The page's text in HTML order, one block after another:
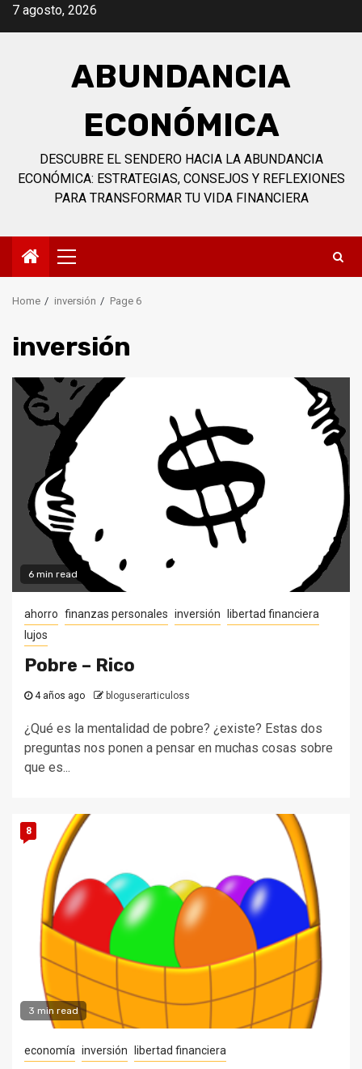
Skip7 agosto, 2026
ABUNDANCIA
ECONÓMICA
DESCUBRE EL SENDERO HACIA LA ABUNDANCIA
ECONÓMICA: ESTRATEGIAS, CONSEJOS Y REFLEXIONES
PARA TRANSFORMAR TU VIDA FINANCIERA
Primary
Menu
Home inversión Page 6
inversión
6 min read
ahorro finanzas personales inversión
libertad financiera
lujos
Pobre – Rico
4 años ago bloguserarticuloss
¿Qué es la mentalidad de pobre? ¿existe? Estas dos
preguntas nos ponen a pensar en muchas cosas sobre
que es...
3 min read
8
economía inversión libertad financiera